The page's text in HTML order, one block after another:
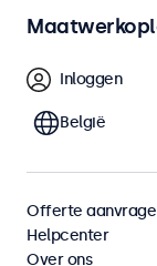
13 inch
commercieel
diverse
waarmee ze
Filter (2)
13 inch monitoren
Inloggen
België
Offerte
Helpcenter
Over ons